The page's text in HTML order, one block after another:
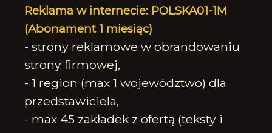
Reklama w internecie: POLSKA01-1M
(Abonament 1 miesiąc)
- strony reklamowe w obrandowaniu
strony firmowej,
- 1 region (max 1 województwo) dla
przedstawiciela,
- max 45 zakładek z ofertą (teksty i